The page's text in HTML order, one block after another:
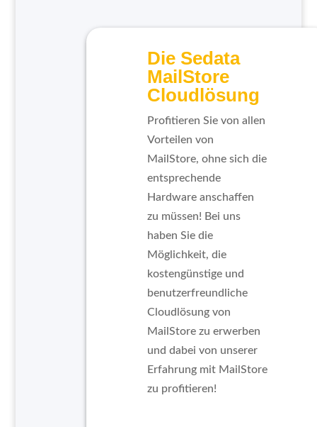
Die Sedata
MailStore
Cloudlösung
Profitieren Sie von allen
Vorteilen von
MailStore, ohne sich die
entsprechende
Hardware anschaffen
zu müssen! Bei uns
haben Sie die
Möglichkeit, die
kostengünstige und
benutzerfreundliche
Cloudlösung von
MailStore zu erwerben
und dabei von unserer
Erfahrung mit MailStore
zu profitieren!